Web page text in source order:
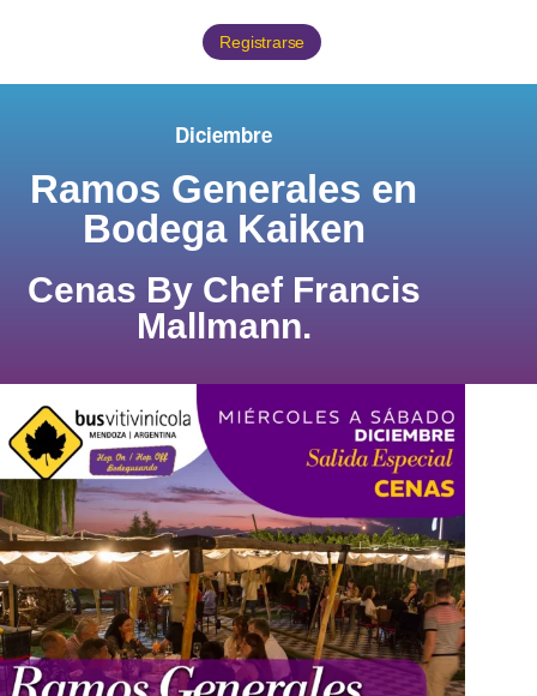
Registrarse
Diciembre
Ramos Generales en
Bodega Kaiken
Cenas By Chef Francis
Mallmann.